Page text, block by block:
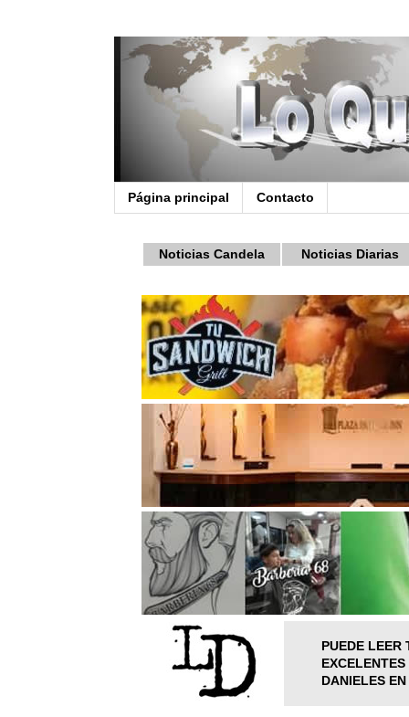
Página principal Contacto
Noticias Candela Noticias Diarias
PUEDE LEER
DANIELES